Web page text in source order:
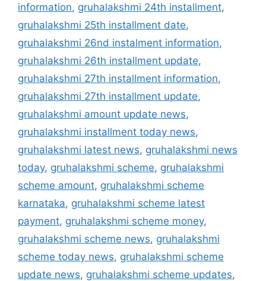
information, gruhalakshmi 24th installment,
gruhalakshmi 25th installment date,
gruhalakshmi 26nd instalment information,
gruhalakshmi 26th installment update,
gruhalakshmi 27th installment information,
gruhalakshmi 27th installment update,
gruhalakshmi amount update news,
gruhalakshmi installment today news,
gruhalakshmi latest news, gruhalakshmi news
today, gruhalakshmi scheme, gruhalakshmi
scheme amount, gruhalakshmi scheme
karnataka, gruhalakshmi scheme latest
payment, gruhalakshmi scheme money,
gruhalakshmi scheme news, gruhalakshmi
scheme today news, gruhalakshmi scheme
update news, gruhalakshmi scheme updates,